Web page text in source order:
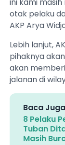
ini kami
otak pelaku
AKP Arya
​Lebih lanjut,
pihaknya
akan
jalanan di
Baca
8 Pelaku
Tuban
Masih